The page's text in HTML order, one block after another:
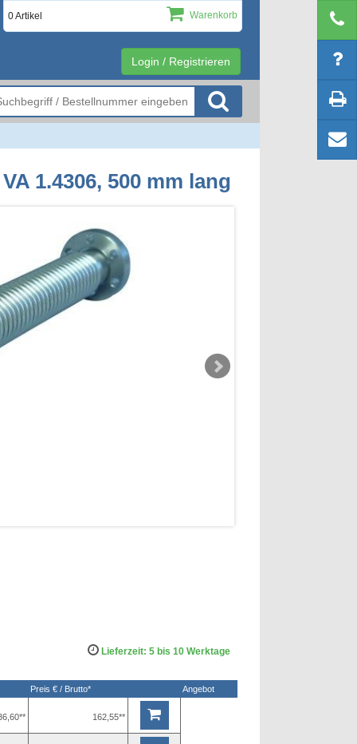
Login / Registrieren
0 Artikel Warenkorb
1.4306, 500 mm lang
Lieferzeit: 5 bis 10 Werktage
Preis € / Brutto* Angebot
162,55**